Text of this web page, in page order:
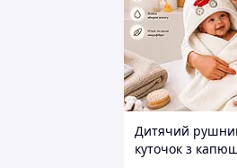
Дитячий
куточок з